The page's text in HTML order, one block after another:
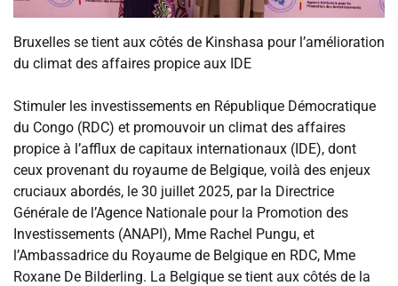
‎Bruxelles se tient aux côtés de Kinshasa pour l’amélioration
du climat des affaires propice aux IDE
‎Stimuler les investissements en République Démocratique
du Congo (RDC) et promouvoir un climat des affaires
propice à l’afflux de capitaux internationaux (IDE), dont
ceux provenant du royaume de Belgique, voilà des enjeux
cruciaux abordés, le 30 juillet 2025, par la Directrice
Générale de l’Agence Nationale pour la Promotion des
Investissements (ANAPI), Mme Rachel Pungu, et
l’Ambassadrice du Royaume de Belgique en RDC, Mme
Roxane De Bilderling. La Belgique se tient aux côtés de la